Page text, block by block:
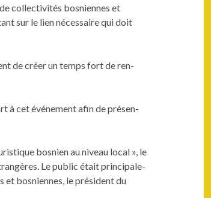
col­lec­tiv­ités bosni­ennes et
sur le lien néces­saire qui doit
de créer un temps fort de ren­
à cet événe­ment afin de présen­
bosnien au niveau local », le
Le pub­lic était prin­ci­pale­
et bosni­ennes, le prési­dent du